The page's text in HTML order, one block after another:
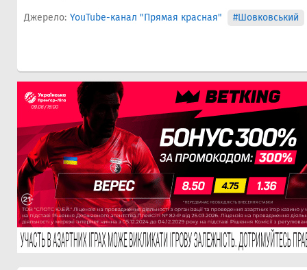
Джерело: YouTube-канал "Прямая красная" #Шовковський